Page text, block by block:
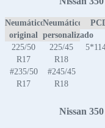
Neumático
original
Neumático
personalizado
225/50
R17
#235/50
R17
225/45
R18
#245/45
R18
Nissan